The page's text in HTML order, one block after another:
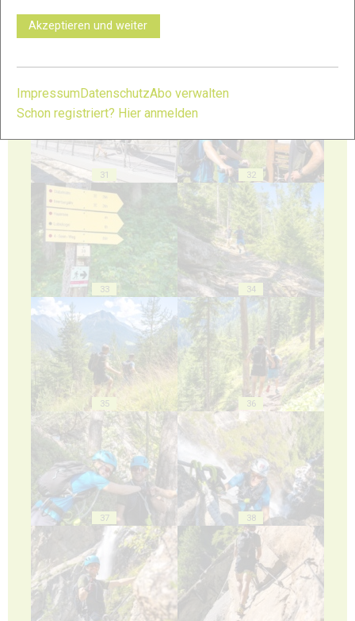
31 32
33 34
35 36
37 38
Akzeptieren und weiter
Impressum DatenschutzAbo verwalten
Schon registriert? Hier anmelden